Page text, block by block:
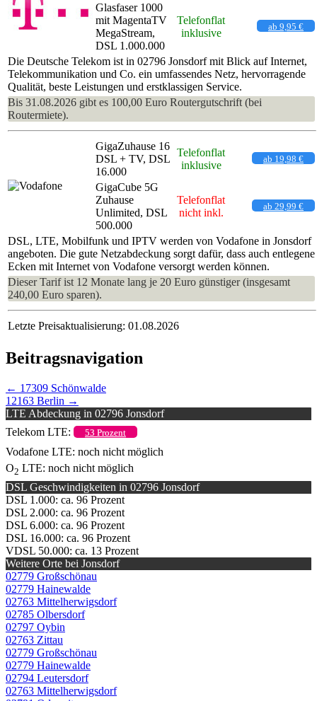
Glasfaser 1000
mit MagentaTV
MegaStream,
DSL 1.000.000
Telefonflat
inklusive
ab 9,95 €
Die Deutsche Telekom ist in 02796 Jonsdorf mit Blick auf Internet,
Telekommunikation und Co. ein umfassendes Netz, hervorragende
Qualität, beste Leistungen und erstklassigen Service.
Bis 31.08.2026 gibt es 100,00 Euro Routergutschrift (bei
Routermiete).
GigaZuhause 16
DSL + TV, DSL
16.000
Telefonflat
inklusive
ab 19,98 €
GigaCube 5G
Zuhause
Unlimited, DSL
500.000
Telefonflat
nicht inkl.
ab 29,99 €
DSL, LTE, Mobilfunk und IPTV werden von Vodafone in Jonsdorf
angeboten. Die gute Netzabdeckung sorgt dafür, dass auch entlegene
Ecken mit Internet von Vodafone versorgt werden können.
Dieser Tarif ist 12 Monate lang je 20 Euro günstiger (insgesamt
240,00 Euro sparen).
Letzte Preisaktualisierung: 01.08.2026
Beitragsnavigation
← 17309 Schönwalde
12163 Berlin →
LTE Abdeckung in 02796 Jonsdorf
Telekom LTE:
53 Prozent
Vodafone LTE: noch nicht möglich
O2 LTE: noch nicht möglich
DSL Geschwindigkeiten in 02796 Jonsdorf
DSL 1.000: ca. 96 Prozent
DSL 2.000: ca. 96 Prozent
DSL 6.000: ca. 96 Prozent
DSL 16.000: ca. 96 Prozent
VDSL 50.000: ca. 13 Prozent
Weitere Orte bei Jonsdorf
02779 Großschönau
02779 Hainewalde
02763 Mittelherwigsdorf
02785 Olbersdorf
02797 Oybin
02763 Zittau
02779 Großschönau
02779 Hainewalde
02794 Leutersdorf
02763 Mittelherwigsdorf